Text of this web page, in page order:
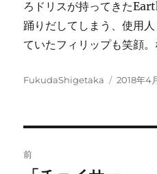
ろドリスが持ってきた
踊りだしてしまう、使用
ていたフィリップも笑顔。
投
FukudaShigetaka
投
2018年4
前